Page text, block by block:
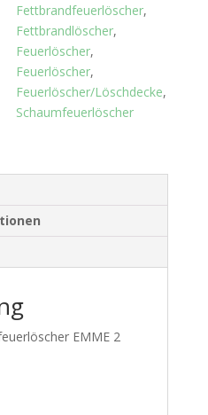
Fettbrandfeuerlöscher,
Fettbrandlöscher,
Feuerlöscher,
Feuerlöscher,
Feuerlöscher/Löschdecke,
Schaumfeuerlöscher
EMME 2